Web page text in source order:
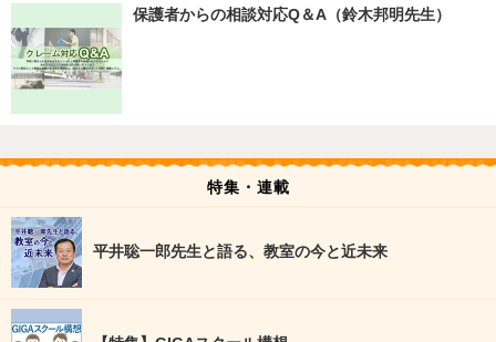
保護者からの相談対応Q＆A（鈴木邦明先生）
特集・連載
平井聡一郎先生と語る、教室の今と近未来